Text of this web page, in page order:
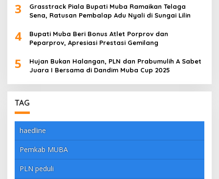
3
Grasstrack Piala Bupati Muba Ramaikan Telaga
Sena, Ratusan Pembalap Adu Nyali di Sungai Lilin
4
Bupati Muba Beri Bonus Atlet Porprov dan
Peparprov, Apresiasi Prestasi Gemilang
5
Hujan Bukan Halangan, PLN dan Prabumulih A Sabet
Juara I Bersama di Dandim Muba Cup 2025
TAG
haedline
Pemkab MUBA
PLN peduli